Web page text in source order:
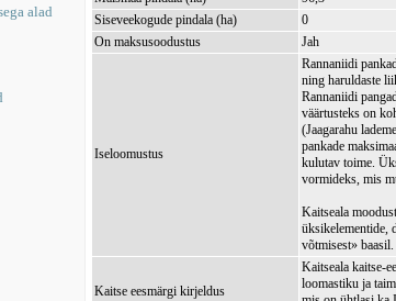
alad
Siseveekogude pindala (ha)
0
On maksusoodustus
Jah
Iseloomustus
Rannaniidi
ning haruldaste
Rannaniidi
väärtusteks on
(Jaagarahu
pankade
kulutav toime.
vormideks, mis
Kaitseala
üksikelementide,
võtmisest» baasil.
Kaitse eesmärgi kirjeldus
Kaitseala kaitse-
loomastiku ja